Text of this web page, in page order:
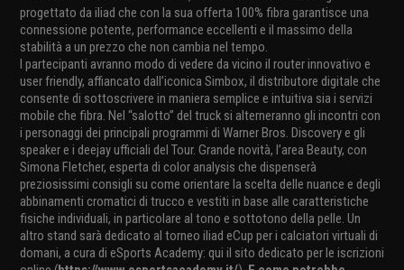
progettato da iliad che con la sua offerta 100% fibra garantisce una
connessione potente, performance eccellenti e il massimo della
stabilità a un prezzo che non cambia nel tempo.
I partecipanti avranno modo di vedere da vicino il router innovativo e
user friendly, affiancato dall’iconica Simbox, il distributore digitale che
consente di sottoscrivere in maniera semplice e intuitiva sia i servizi
mobile che fibra. Nel “salotto” del truck si alterneranno gli incontri con
i personaggi dei principali programmi di Warner Bros. Discovery e gli
speaker e i deejay ufficiali del Tour. Grande novità, l’area Beauty, con
Simona Fletcher, esperta di color analysis che dispenserà
preziosissimi consigli su come orientare la scelta delle nuance e degli
abbinamenti cromatici di trucco e vestiti in base alle caratteristiche
fisiche individuali, in particolare al tono e sottotono della pelle. Un
altro stand sarà dedicato al torneo iliad eCup per i calciatori virtuali di
domani, a cura di eSports Academy: qui il sito dedicato per le iscrizioni